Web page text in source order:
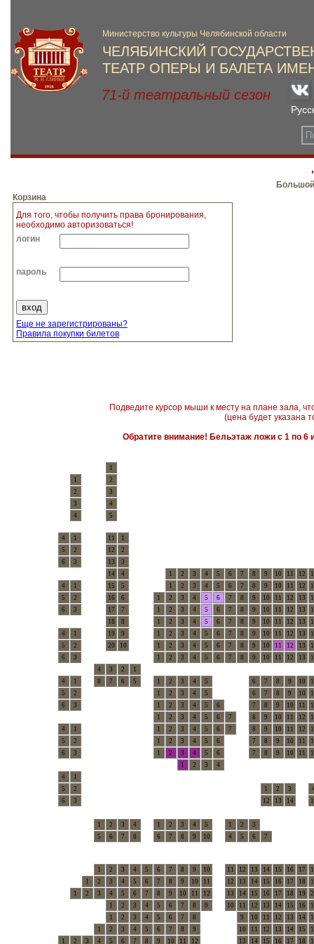
Корзина
Для того, чтобы получить права бронирования,
необходимо авторизоваться!
логин
пароль
Еще не зарегистрированы?
Правила покупки билетов
Подведите курсор мыши к месту на плане зала,
(цена будет указана
Обратите внимание! Бельэтаж ложи с 1 по 6
1
1
2
2
3
3
4
4
5
4 1 11
1
5
2 12
2
6
3 13
3
14
4 1 2 3 4 5 6 7 8 9 10 11 12
4
1 15 5 1 2 3 4 5 6 7 8 9 10 11 12
5
2 16 6 1 2 3 4 5 6 7 8 9 10 11 12 13
6
3 17 7 1 2 3 4 5 6 7 8 9 10 11 12 13
18
8 1 2 3 4 5 6 7 8 9 10 11 12 13
4
1 19 9 1 2 3 4 5 6 7 8 9 10 11 12 13
5
2 20 10 1 2 3 4 5 6 7 8 9 10 11 12 13
6
3 1 2 3 4 5 6 7 8 9 10 11 12 13
4
3 2
1
4
1 8 7 6 5 1 2 3 4 5 6 7 8 9 10
5
2 1 2 3 4 5 6 7 8 9 10
6
3 1 2 3 4 5 6 7 8 9 10 11
1
2 3 4 5 6 7 8 9 10 11 12
4
1 1 2 3 4 5 6 7 8 9 10 11 12
5
2 1 2 3 4 5 6 7 8 9 10 11
6
3 1 2 3 4 5 6 7 8 9 10 11
1
2 3
4
4
1
5
2 1 2 3
6
3 12 13 14
1 2 3 4 1 2 3 4 5 1 2
3
5
6 7 8 6 7 8 9 10 4 5 6 7
1 2 3 4 5 6 7 8 9 10 11 12 13 14 15 16 17
1
2 3 4 5 6 7 8 9 10 11 12 13 14 15 16 17 18
1
2 3 4 5 6 7 8 9 10 11 12 13 14 15 16 17 18 19
1
2 3 4 5 6 7 8 9 10 11 12 13 14 15 16
1
2 3 4 5 6 7 8 9 10 11 12 13 14
1
2 3 4 5 6 7 8 9 10 11 12 13 14 15
1
2 3 4 5 6 7 8 9 10 11 12 13 14 15 16 17 18